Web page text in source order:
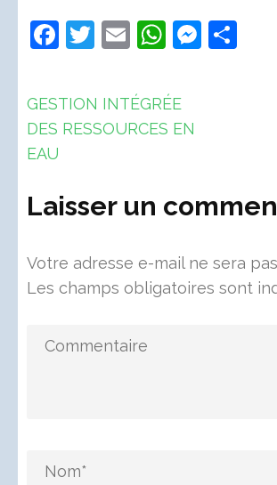
Facebook
Twitter
Email
Navigation
de
l’article
GESTION INTÉGRÉE
DES RESSOURCES EN
EAU
Laisser un
Votre adresse e-mail ne sera
Les champs obligatoires sont